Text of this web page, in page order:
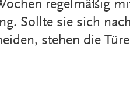
regelmäßig
Sollte sie sich
stehen die